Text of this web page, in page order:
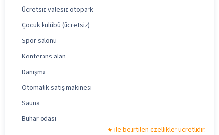
Ücretsiz valesiz otopark
Çocuk kulübü (ücretsiz)
Spor salonu
Konferans alanı
Danışma
Otomatik satış makinesi
Sauna
Buhar odası
ile belirtilen özellikler ücretlidir.